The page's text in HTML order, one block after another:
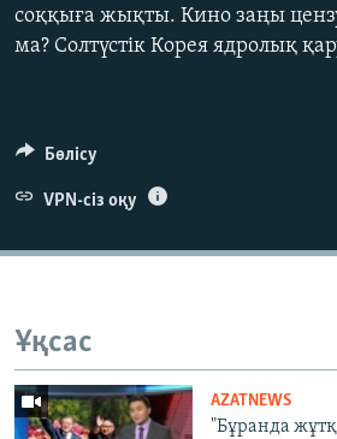
соққыға жықты. Кино заңы
ма? Солтүстік Корея ядролық
Бөлісу
VPN-сіз оқу
Ұқсас
AZATNEWS
"Бұранда